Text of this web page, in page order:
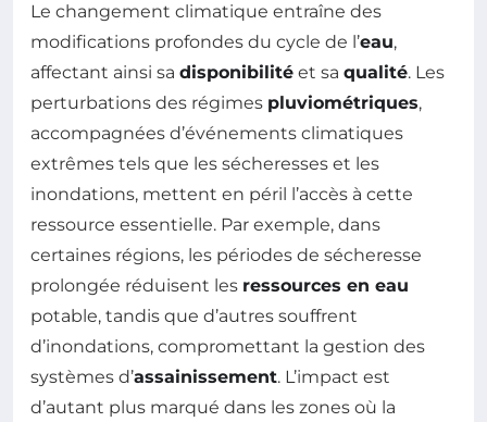
Le changement climatique entraîne des
modifications profondes du cycle de l’eau,
affectant ainsi sa disponibilité et sa qualité. Les
perturbations des régimes pluviométriques,
accompagnées d’événements climatiques
extrêmes tels que les sécheresses et les
inondations, mettent en péril l’accès à cette
ressource essentielle. Par exemple, dans
certaines régions, les périodes de sécheresse
prolongée réduisent les ressources en eau
potable, tandis que d’autres souffrent
d’inondations, compromettant la gestion des
systèmes d’assainissement. L’impact est
d’autant plus marqué dans les zones où la